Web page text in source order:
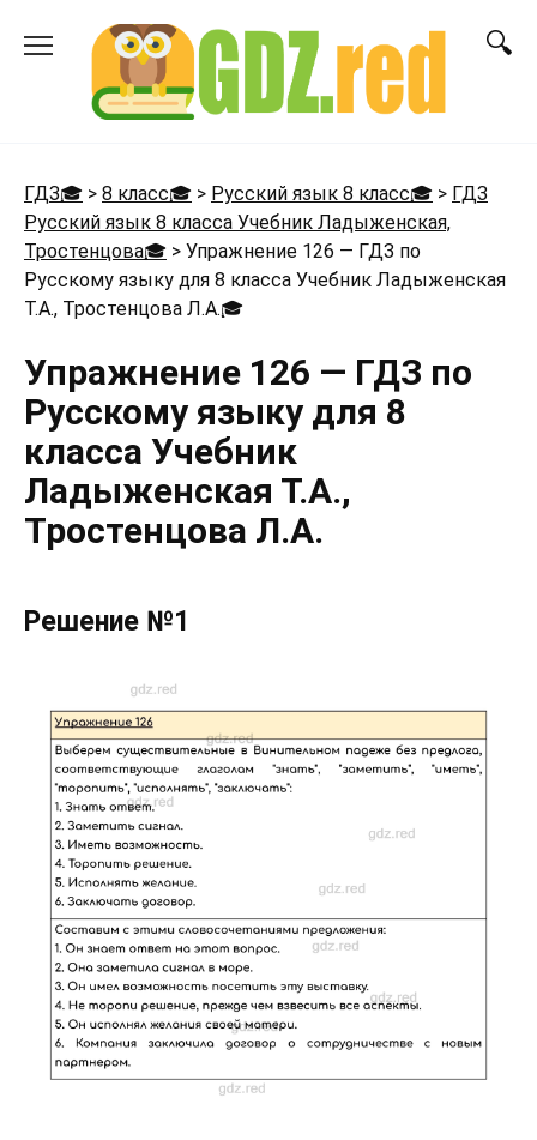
ГДЗ🎓 > 8 класс🎓 > Русский язык 8 класс🎓 > ГДЗ
Русский язык 8 класса Учебник Ладыженская,
Тростенцова🎓 > Упражнение 126 — ГДЗ по
Русскому языку для 8 класса Учебник Ладыженская
Т.А., Тростенцова Л.А.🎓
Упражнение 126 — ГДЗ по
Русскому языку для 8
класса Учебник
Ладыженская Т.А.,
Тростенцова Л.А.
Решение №1